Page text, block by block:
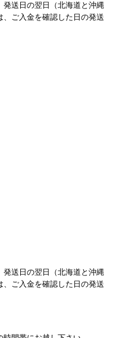
送日の翌日（北海道と沖縄
ご入金を確認した日の発送
送日の翌日（北海道と沖縄
ご入金を確認した日の発送